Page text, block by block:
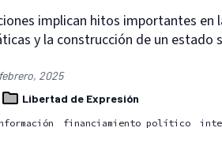
implican hitos importantes
y la construcción de un
febrero, 2025
Libertad de Expresión
financiamiento político